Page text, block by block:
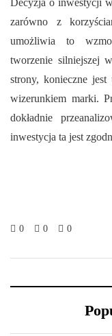
Decyzja o inwestycji
zarówno z
umożliwia to
tworzenie silniejszej
strony, konieczne
wizerunkiem marki.
dokładnie
inwestycja ta jest
0 0 0